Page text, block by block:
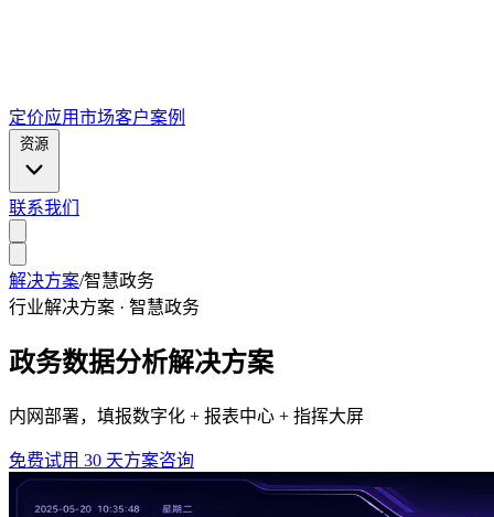
定价应用市场客户案例
联系我们
解决方案/智慧政务
行业解决方案 · 智慧政务
政务数据分析解决方案
内网部署，填报数字化 + 报表中心 + 指挥大屏
免费试用 30 天方案咨询